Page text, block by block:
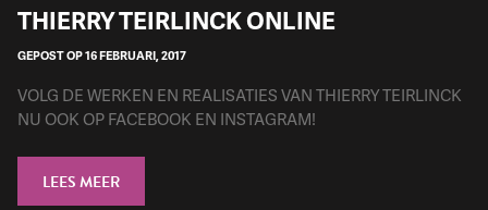
THIERRY TEIRLINCK ONLINE
GEPOST OP 16 FEBRUARI, 2017
VOLG DE WERKEN EN REALISATIES VAN THIERRY TEIRLINCK
NU OOK OP FACEBOOK EN INSTAGRAM!
LEES MEER